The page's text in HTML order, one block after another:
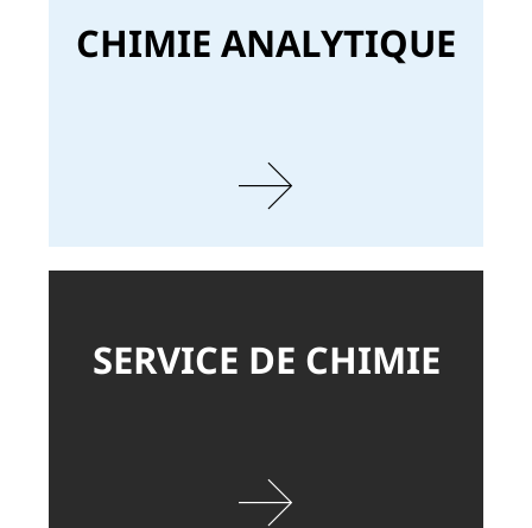
CHIMIE ANALYTIQUE
SERVICE DE CHIMIE